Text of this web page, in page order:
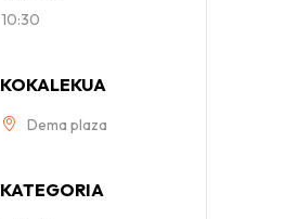
10:30
KOKALEKUA
Dema plaza
KATEGORIA